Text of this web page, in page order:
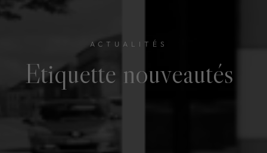
ACTUALITÉS
Etiquette nouveautés